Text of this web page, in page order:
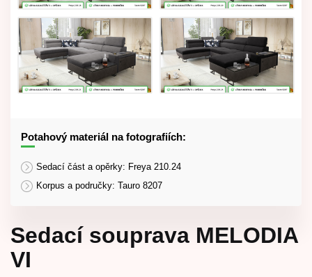
Potahový materiál na fotografiích:
Sedací část a opěrky: Freya 210.24
Korpus a područky: Tauro 8207
Sedací souprava MELODIA
VI